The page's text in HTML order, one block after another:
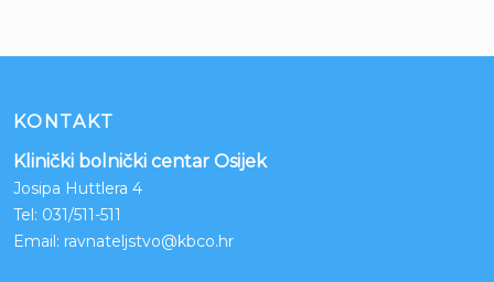
KONTAKT
Klinički bolnički centar Osijek
Josipa Huttlera 4
Tel: 031/511-511
Email: ravnateljstvo@kbco.hr